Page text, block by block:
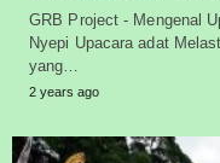
GRB Project - Mengenal
Nyepi Upacara adat
yang…
2 years ago